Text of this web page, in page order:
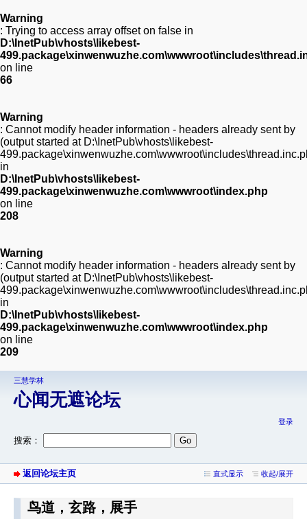
Warning
: Trying to access array offset on false in
D:\InetPub\vhosts\likebest-
on line
66
Warning
: Cannot modify header information - headers already sent by
(output started at D:\InetPub\vhosts\likebest-
in
D:\InetPub\vhosts\likebest-
499.package\xinwenwuzhe.com\wwwroot\index.php
on line
208
Warning
: Cannot modify header information - headers already sent by
(output started at D:\InetPub\vhosts\likebest-
in
D:\InetPub\vhosts\likebest-
499.package\xinwenwuzhe.com\wwwroot\index.php
on line
209
三慧学林
心闻无遮论坛
登录
搜索：
返回论坛主页 直式显示 收起/展开
鸟道，玄路，展手